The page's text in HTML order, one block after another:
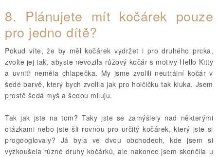
8. Plánujete mít kočárek pouze
pro jedno dítě?
Pokud víte, že by měl kočárek vydržet i pro druhého prcka,
zvolte jej tak, abyste nevozila růžový kočár s motivy Hello Kitty
a uvnitř neměla chlapečka. My jsme zvolili neutrální kočár v
šedé barvě, který bych zvolila jak pro holčičku tak kluka. Jsem
prostě šedá myš a šedou miluju.
Tak jak jste na tom? Taky jste se zamýšlely nad některými
otázkami nebo jste šli rovnou pro určitý kočárek, který jste si
progooglovaly? Já byla ve dvou obchodech, kde jsem si
vyzkoušela různé druhy kočárků, ale nakonec jsem skončila u